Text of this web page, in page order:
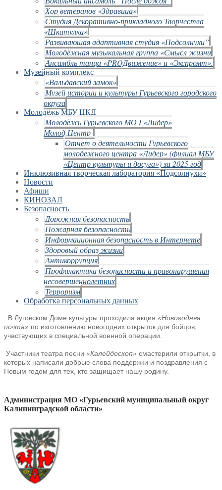
Хор ветеранов «Здравица»
Студия Декоративно-прикладного Творчества
«Шкатулка»
Развивающая адаптивная студия «Подсолнухи”
Молодёжная музыкальная группа «Смысл жизни
Ансамбль танца «PROДвижение» и «Экспромт».
Музейный комплекс
«Вальдавский замок»
Музей истории и культуры Гурьевского городского
округа
Молодёжь МБУ ЦКД
Молодёжь Гурьевского МО I «Лидер»
Молод.Центр
Отчет о деятельности Гурьевского
молодежного центра «Лидер» (филиал МБУ
«Центр культуры и досуга») за 2025 год
Инклюзивная творческая лаборатория «Подсолнухи»
Новости
Афиши
КИНОЗАЛ
Безопасность
Дорожная безопасность
Пожарная безопасность
Информационная безопасность в Интернете
Здоровый образ жизни
Антикоррупция
Профилактика безопасности и правонарушения
несовершеннолетних
Терроризм
Обработка персональных данных
В Луговском Доме культуры проходила акция «Новогодняя
почта» по изготовлению новогодних открыток для бойцов,
участвующих в специальной военной операции.
Участники театра песни «Калейдоскоп» смастерили открытки, в
которых написали добрые слова поддержки и поздравления с
Новым годом для тех, кто защищает нашу родину.
Администрация МО «Гурьевский муниципальный округ
Калининградской области»